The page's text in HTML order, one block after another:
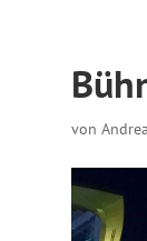
von Andrea